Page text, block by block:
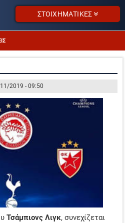
ΣΤΟΙΧΗΜΑΤΙΚΕΣ
ΑΜΕΡΙΚΗ
2.5
2019 - 09:50
Τσάμπιονς Λιγκ, συνεχίζεται